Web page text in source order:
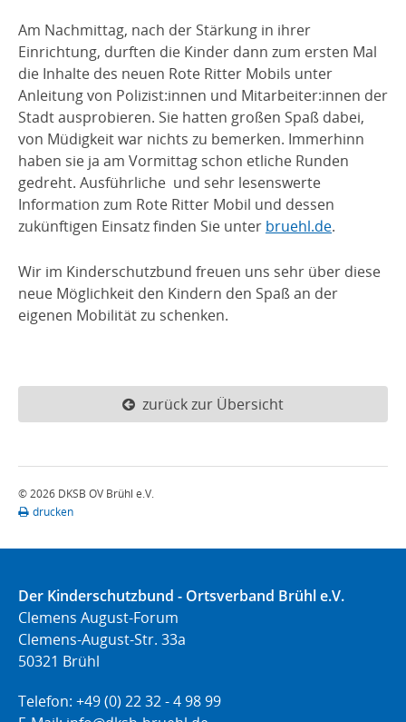
Am Nachmittag, nach der Stärkung in ihrer
Einrichtung, durften die Kinder dann zum ersten Mal
die Inhalte des neuen Rote Ritter Mobils unter
Anleitung von Polizist:innen und Mitarbeiter:innen der
Stadt ausprobieren. Sie hatten großen Spaß dabei,
von Müdigkeit war nichts zu bemerken. Immerhinn
haben sie ja am Vormittag schon etliche Runden
gedreht. Ausführliche und sehr lesenswerte
Information zum Rote Ritter Mobil und dessen
zukünftigen Einsatz finden Sie unter bruehl.de.
Wir im Kinderschutzbund freuen uns sehr über diese
neue Möglichkeit den Kindern den Spaß an der
eigenen Mobilität zu schenken.
zurück zur Übersicht
© 2026 DKSB OV Brühl e.V.
drucken
Der Kinderschutzbund - Ortsverband Brühl e.V.
Clemens August-Forum
Clemens-August-Str. 33a
50321 Brühl
Telefon: +49 (0) 22 32 - 4 98 99